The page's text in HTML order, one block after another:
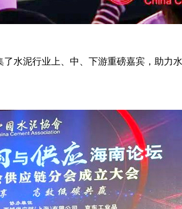
水泥行业上、中、下游重磅嘉宾，助力